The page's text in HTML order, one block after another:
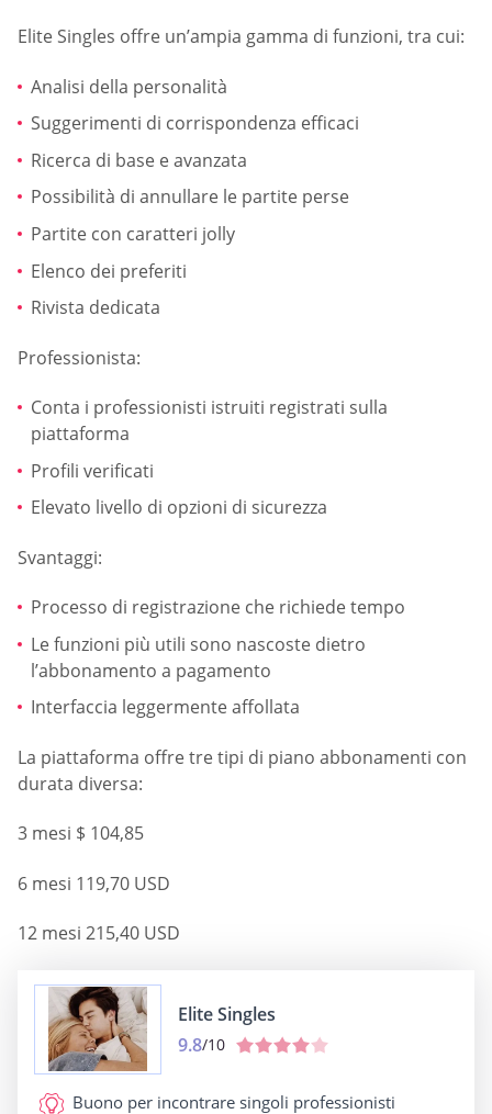
Elite Singles offre un’ampia gamma di funzioni, tra cui:
Analisi della personalità
Suggerimenti di corrispondenza efficaci
Ricerca di base e avanzata
Possibilità di annullare le partite perse
Partite con caratteri jolly
Elenco dei preferiti
Rivista dedicata
Professionista:
Conta i professionisti istruiti registrati sulla
piattaforma
Profili verificati
Elevato livello di opzioni di sicurezza
Svantaggi:
Processo di registrazione che richiede tempo
Le funzioni più utili sono nascoste dietro
l’abbonamento a pagamento
Interfaccia leggermente affollata
La piattaforma offre tre tipi di piano abbonamenti con
durata diversa:
3 mesi $ 104,85
6 mesi 119,70 USD
12 mesi 215,40 USD
Elite Singles
9.8/10
Buono per incontrare singoli professionisti